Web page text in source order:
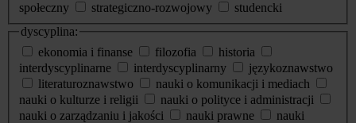
społeczny
strategiczno-rozwojowy
studencki
dyscyplina:
ekonomia i finanse
filozofia
historia
interdyscyplinarne
interdyscyplinarny
językoznawstwo
literaturoznawstwo
nauki o komunikacji i mediach
nauki o kulturze i religii
nauki o polityce i administracji
nauki o zarządzaniu i jakości
nauki prawne
nauki